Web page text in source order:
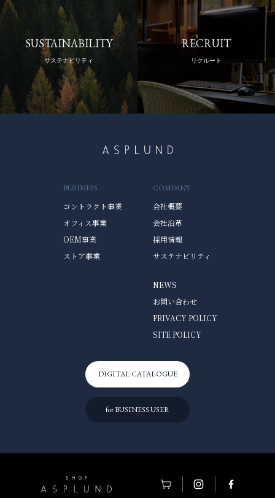
SUSTAINABILITY
サステナビリティ
RECRUIT
リクルート
BUSINESS
コントラクト事業
オフィス事業
OEM事業
ストア事業
COMPANY
会社概要
会社沿革
採用情報
サステナビリティ
NEWS
お問い合わせ
PRIVACY POLICY
SITE POLICY
DIGITAL CATALOGUE
for BUSINESS USER